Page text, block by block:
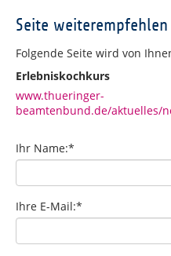
Seite weiterempfehlen
Folgende Seite wird von
Erlebniskochkurs
www.thueringer-
beamtenbund.de/aktuelles/
Ihr Name:*
Ihre E-Mail:*